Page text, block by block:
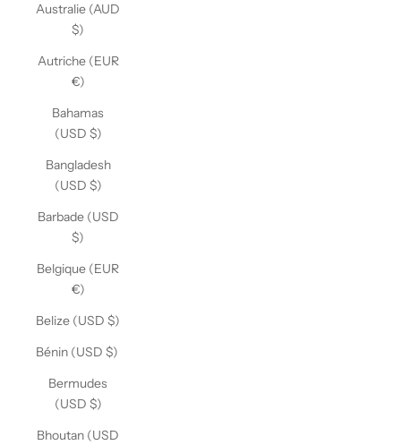
Australie (AUD
$)
Autriche (EUR
€)
Bahamas
(USD $)
Bangladesh
(USD $)
Barbade (USD
$)
Belgique (EUR
€)
Belize (USD $)
Bénin (USD $)
Bermudes
(USD $)
Bhoutan (USD